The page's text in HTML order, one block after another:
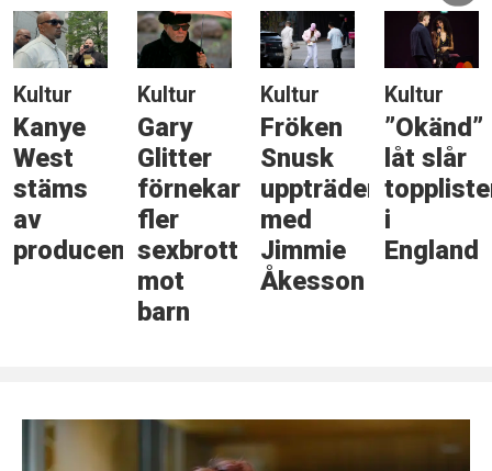
Kultur
Kanye
West
stäms
av
producent
Kultur
Gary
Glitter
förnekar
fler
sexbrott
mot
barn
Kultur
Fröken
Snusk
uppträder
med
Jimmie
Åkesson
Kultur
”Okänd”
låt slår
i
England